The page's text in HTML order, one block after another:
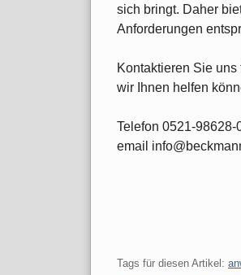
sich bringt. Daher
Anforderungen
Kontaktieren Sie
wir Ihnen helfen
Telefon 0521-98628-
email
Tags für diesen Artikel: